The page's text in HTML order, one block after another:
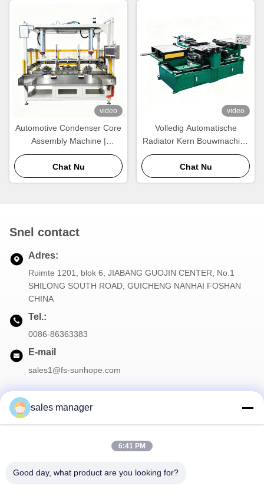
video
Automotive Condenser Core
Assembly Machine |
Automatische
Buizenrangschikking &
Warmtewisselaar
Chat Nu
video
Volledig Automatische
Radiator Kern Bouwmachine
| Hoge Output Aluminium
Radiator Kern Assemblage
Apparatuur
Chat Nu
Snel contact
Adres:
Ruimte 1201, blok 6, JIABANG GUOJIN CENTER, No.1
SHILONG SOUTH ROAD, GUICHENG NANHAI FOSHAN
CHINA
Tel.:
0086-86363383
E-mail
sales1@fs-sunhope.com
sales manager
6:41 PM
Good day, what product are you looking for?